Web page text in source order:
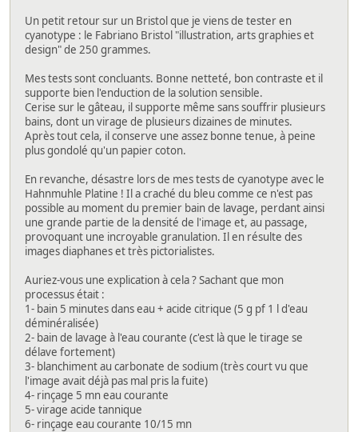
Un petit retour sur un Bristol que je viens de tester en
cyanotype : le Fabriano Bristol "illustration, arts graphies et
design" de 250 grammes.
Mes tests sont concluants. Bonne netteté, bon contraste et il
supporte bien l'enduction de la solution sensible.
Cerise sur le gâteau, il supporte même sans souffrir plusieurs
bains, dont un virage de plusieurs dizaines de minutes.
Après tout cela, il conserve une assez bonne tenue, à peine
plus gondolé qu'un papier coton.
En revanche, désastre lors de mes tests de cyanotype avec le
Hahnmuhle Platine ! Il a craché du bleu comme ce n'est pas
possible au moment du premier bain de lavage, perdant ainsi
une grande partie de la densité de l'image et, au passage,
provoquant une incroyable granulation. Il en résulte des
images diaphanes et très pictorialistes.
Auriez-vous une explication à cela ? Sachant que mon
processus était :
1- bain 5 minutes dans eau + acide citrique (5 g pf 1 l d'eau
déminéralisée)
2- bain de lavage à l'eau courante (c'est là que le tirage se
délave fortement)
3- blanchiment au carbonate de sodium (très court vu que
l'image avait déjà pas mal pris la fuite)
4- rinçage 5 mn eau courante
5- virage acide tannique
6- rinçage eau courante 10/15 mn